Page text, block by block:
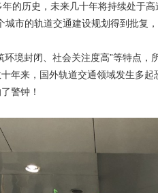
的历史，未来几十年将持续处于
市的轨道交通建设规划得到批复
境封闭、社会关注度高”等特点
年来，国外轨道交通领域发生多
警钟！